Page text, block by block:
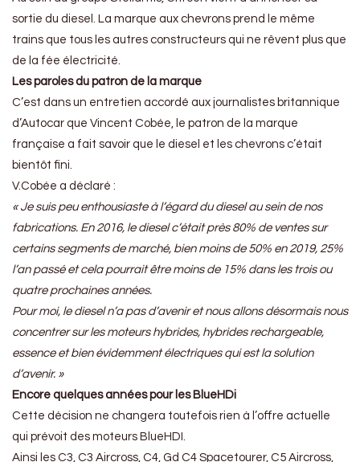
sortie du diesel. La marque aux chevrons prend le même
trains que tous les autres constructeurs qui ne rêvent plus que
de la fée électricité.
Les paroles du patron de la marque
C’est dans un entretien accordé aux journalistes britannique
d’Autocar que Vincent Cobée, le patron de la marque
française a fait savoir que le diesel et les chevrons c’était
bientôt fini.
V.Cobée a déclaré :
« Je suis peu enthousiaste à l’égard du diesel au sein de nos
fabrications. En 2016, le diesel c’était près 80% de ventes sur
certains segments de marché, bien moins de 50% en 2019, 25%
l’an passé et cela pourrait être moins de 15% dans les trois ou
quatre prochaines années.
Pour moi, le diesel n’a pas d’avenir et nous allons désormais nous
concentrer sur les moteurs hybrides, hybrides rechargeable,
essence et bien évidemment électriques qui est la solution
d’avenir. »
Encore quelques années pour les BlueHDi
Cette décision ne changera toutefois rien à l’offre actuelle
qui prévoit des moteurs BlueHDI.
Ainsi les C3, C3 Aircross, C4, Gd C4 Spacetourer, C5 Aircross,